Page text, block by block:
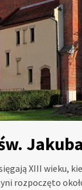
Jakuba
XIII wieku,
rozpoczęto